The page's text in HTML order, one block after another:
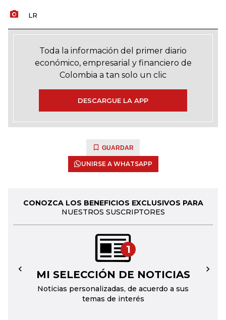
LR
Toda la información del primer diario
económico, empresarial y financiero de
Colombia a tan solo un clic
DESCARGUE LA APP
GUARDAR
UNIRSE A WHATSAPP
CONOZCA LOS BENEFICIOS EXCLUSIVOS PARA
NUESTROS SUSCRIPTORES
1
MI SELECCIÓN DE NOTICIAS
Noticias personalizadas, de acuerdo a sus
temas de interés
← →